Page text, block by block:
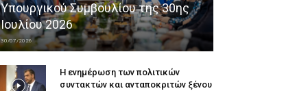
Υπουργικού Συμβουλίου της 30ης
Ιουλίου 2026
30/07/2026
Η ενημέρωση των πολιτικών
συντακτών και ανταποκριτών ξένου